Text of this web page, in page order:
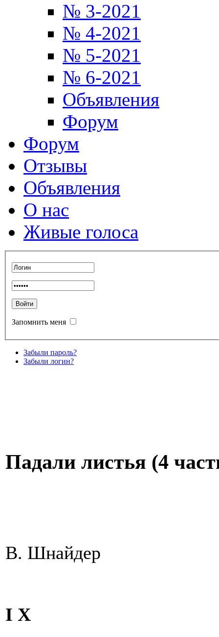
№ 3-2021
№ 4-2021
№ 5-2021
№ 6-2021
Объявления
Форум
Форум
Отзывы
Объявления
О нас
Живые голоса
Запомнить меня
Забыли пароль?
Забыли логин?
Падали листья (4
В. Шнайдер
I Х